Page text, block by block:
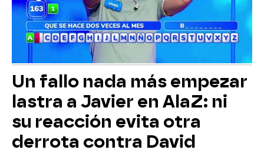
Un fallo nada más empezar
lastra a Javier en AlaZ: ni
su reacción evita otra
derrota contra David